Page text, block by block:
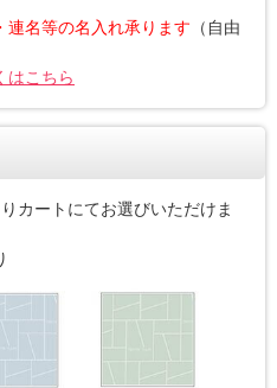
連名等の名入れ承ります （自由
はこちら
カートにてお選びいただけま